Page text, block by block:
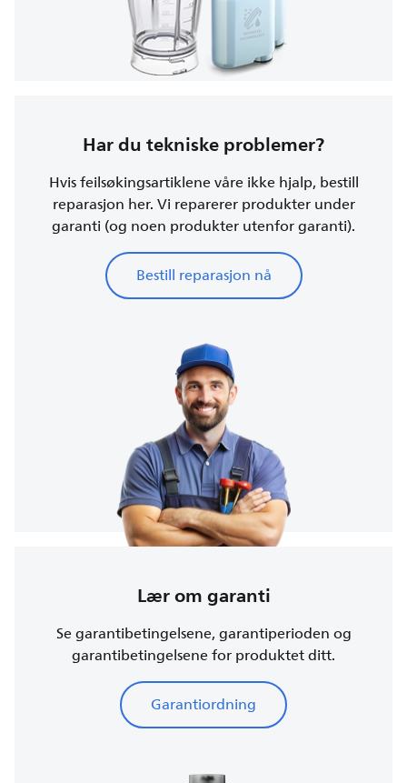
Har du tekniske problemer?
Hvis feilsøkingsartiklene våre ikke hjalp, bestill
reparasjon her. Vi reparerer produkter under
garanti (og noen produkter utenfor garanti).
Bestill reparasjon nå
Lær om garanti
Se garantibetingelsene, garantiperioden og
garantibetingelsene for produktet ditt.
Garantiordning